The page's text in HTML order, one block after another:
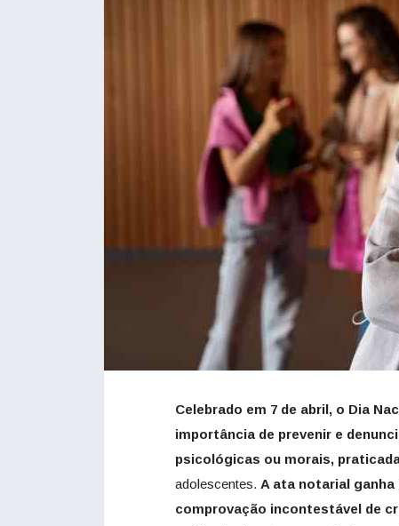
Celebrado em 7 de abril, o Dia
importância de prevenir e
psicológicas ou morais,
adolescentes. A ata notarial
comprovação incontestável de